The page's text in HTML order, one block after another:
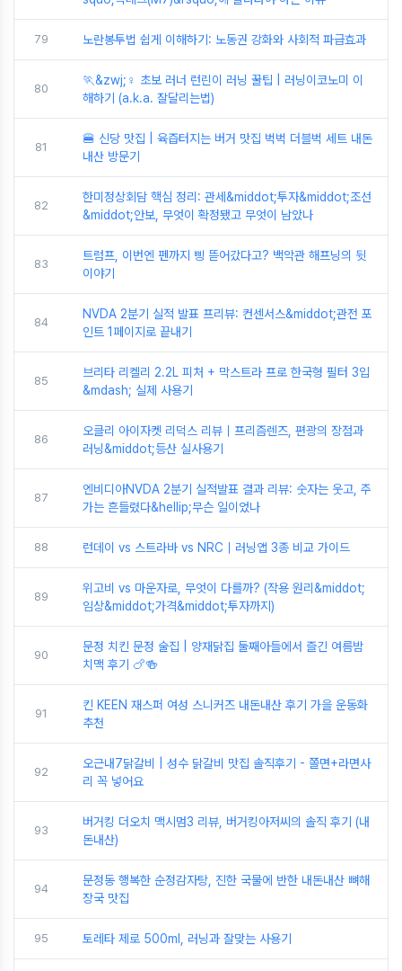
79 노란봉투법 쉽게 이해하기: 노동권 강화와 사회적 파급효과
80
🏃&zwj;♀️ 초보 러너 런린이 러닝 꿀팁 | 러닝이코노미 이
해하기 (a.k.a. 잘달리는법)
81
🍔 신당 맛집 | 육즙터지는 버거 맛집 벅벅 더블벅 세트 내돈
내산 방문기
82
한미정상회담 핵심 정리: 관세&middot;투자&middot;조선
&middot;안보, 무엇이 확정됐고 무엇이 남았나
83
트럼프, 이번엔 펜까지 삥 뜯어갔다고? 백악관 해프닝의 뒷
이야기
84
NVDA 2분기 실적 발표 프리뷰: 컨센서스&middot;관전 포
인트 1페이지로 끝내기
85
브리타 리켈리 2.2L 피처 + 막스트라 프로 한국형 필터 3입
&mdash; 실제 사용기
86
오클리 아이자켓 리덕스 리뷰｜프리즘렌즈, 편광의 장점과
러닝&middot;등산 실사용기
87
엔비디아NVDA 2분기 실적발표 결과 리뷰: 숫자는 웃고, 주
가는 흔들렸다&hellip;무슨 일이었나
88 런데이 vs 스트라바 vs NRC｜러닝앱 3종 비교 가이드
89
위고비 vs 마운자로, 무엇이 다를까? (작용 원리&middot;
임상&middot;가격&middot;투자까지)
90
문정 치킨 문정 술집 | 양재닭집 둘째아들에서 즐긴 여름밤
치맥 후기 🍗🍻
91
킨 KEEN 재스퍼 여성 스니커즈 내돈내산 후기 가을 운동화
추천
92
오근내7닭갈비 | 성수 닭갈비 맛집 솔직후기 - 쫄면+라면사
리 꼭 넣어요
93
버거킹 더오치 맥시멈3 리뷰, 버거킹아저씨의 솔직 후기 (내
돈내산)
94
문정동 행복한 순정감자탕, 진한 국물에 반한 내돈내산 뼈해
장국 맛집
95 토레타 제로 500ml, 러닝과 잘맞는 사용기